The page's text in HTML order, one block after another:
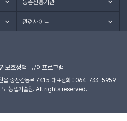
농촌진흥기관
관련사이트
보호정책 뷰어프로그램
읍 중산간동로 7415 대표전화 : 064-733-5959
농업기술원. All rights reserved.